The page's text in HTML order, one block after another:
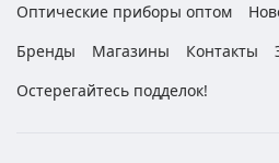
Оптические приборы оптом
Бренды
Магазины Контакты
Остерегайтесь подделок!